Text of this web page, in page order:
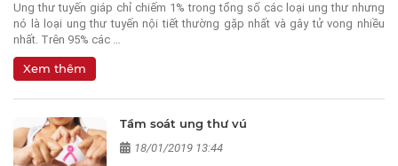
Ung thư tuyến giáp chỉ chiếm 1% trong tổng số các loại ung thư nhưng
nó là loại ung thư tuyến nội tiết thường gặp nhất và gây tử vong nhiều
nhất. Trên 95% các …
Xem thêm
Tầm soát ung thư vú
18/01/2019 13:44